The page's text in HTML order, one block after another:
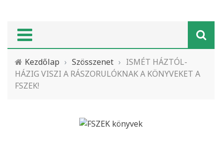
Kezdőlap › Szösszenet › ISMÉT HÁZTÓL-
HÁZIG VISZI A RÁSZORULÓKNAK A KÖNYVEKET A
FSZEK!